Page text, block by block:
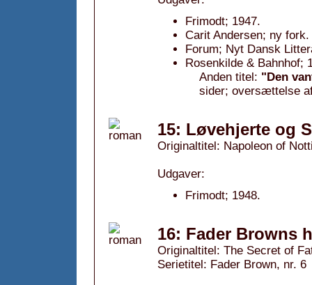
Frimodt; 1947.
Carit Andersen; ny
Forum; Nyt Dansk
Rosenkilde & Bahnhof;
Anden titel: "Den
sider; oversættelse
15: Løvehjerte og
Originaltitel: Napoleon of
Udgaver:
Frimodt; 1948.
16: Fader Browns
Originaltitel: The Secret of
Serietitel: Fader Brown, nr. 6